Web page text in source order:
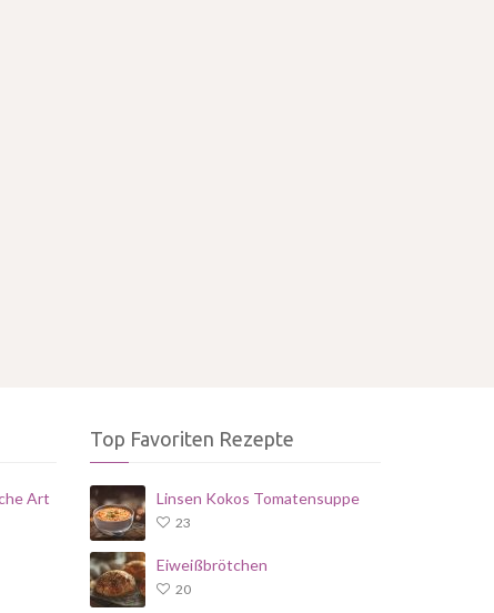
Art
Top Favoriten Rezepte
Linsen Kokos Tomatensuppe
23
Eiweißbrötchen
20